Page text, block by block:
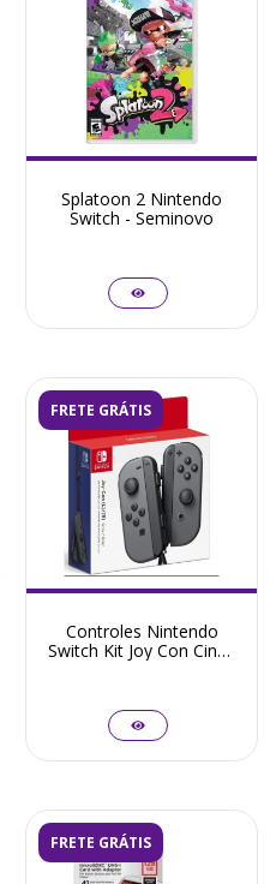
Splatoon 2 Nintendo
Switch - Seminovo
FRETE GRÁTIS
Controles Nintendo
Switch Kit Joy Con Cinza
FRETE GRÁTIS